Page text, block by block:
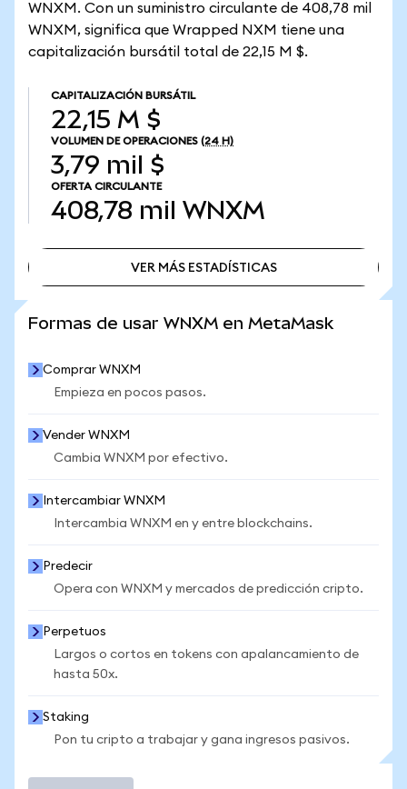
WNXM. Con un suministro circulante de 408,78 mil
WNXM, significa que Wrapped NXM tiene una
capitalización bursátil total de 22,15 M $.
CAPITALIZACIÓN BURSÁTIL
22,15 M $
VOLUMEN DE OPERACIONES (24 H)
3,79 mil $
OFERTA CIRCULANTE
408,78 mil WNXM
VER MÁS ESTADÍSTICAS
Formas de usar WNXM en MetaMask
Comprar WNXM
Empieza en pocos pasos.
Vender WNXM
Cambia WNXM por efectivo.
Intercambiar WNXM
Intercambia WNXM en y entre blockchains.
Predecir
Opera con WNXM y mercados de predicción cripto.
Perpetuos
Largos o cortos en tokens con apalancamiento de
hasta 50x.
Staking
Pon tu cripto a trabajar y gana ingresos pasivos.